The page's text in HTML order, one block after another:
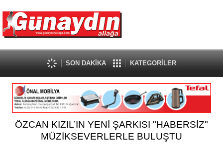
SON DAKİKA KATEGORİLER
ÖZCAN KIZIL’IN YENİ ŞARKISI "HABERSİZ"
MÜZİKSEVERLERLE BULUŞTU